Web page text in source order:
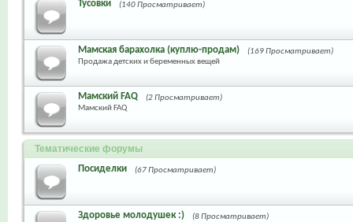
Тусовки (140 Просматривает)
Мамская барахолка (куплю-продам)
(169 Просматривает)
Продажа детских и беременных вещей
Мамский FAQ
(2 Просматривает)
Мамский FAQ
Тематические форумы
Посиделки (67 Просматривает)
Здоровье молодушек :) (8 Просматривает)